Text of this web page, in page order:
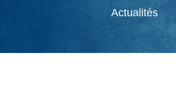
Actualités